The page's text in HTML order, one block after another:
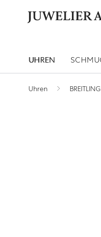
UHREN
Uhren BREITLING